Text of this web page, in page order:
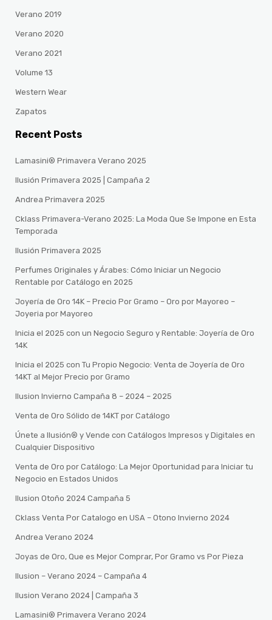
Verano 2019
Verano 2020
Verano 2021
Volume 13
Western Wear
Zapatos
Recent Posts
Lamasini® Primavera Verano 2025
Ilusión Primavera 2025 | Campaña 2
Andrea Primavera 2025
Cklass Primavera-Verano 2025: La Moda Que Se Impone en Esta
Temporada
Ilusión Primavera 2025
Perfumes Originales y Árabes: Cómo Iniciar un Negocio
Rentable por Catálogo en 2025
Joyería de Oro 14K – Precio Por Gramo – Oro por Mayoreo –
Joyeria por Mayoreo
Inicia el 2025 con un Negocio Seguro y Rentable: Joyería de Oro
14K
Inicia el 2025 con Tu Propio Negocio: Venta de Joyería de Oro
14KT al Mejor Precio por Gramo
Ilusion Invierno Campaña 8 – 2024 – 2025
Venta de Oro Sólido de 14KT por Catálogo
Únete a Ilusión® y Vende con Catálogos Impresos y Digitales en
Cualquier Dispositivo
Venta de Oro por Catálogo: La Mejor Oportunidad para Iniciar tu
Negocio en Estados Unidos
Ilusion Otoño 2024 Campaña 5
Cklass Venta Por Catalogo en USA – Otono Invierno 2024
Andrea Verano 2024
Joyas de Oro, Que es Mejor Comprar, Por Gramo vs Por Pieza
Ilusion – Verano 2024 – Campaña 4
Ilusion Verano 2024 | Campaña 3
Lamasini®️ Primavera Verano 2024